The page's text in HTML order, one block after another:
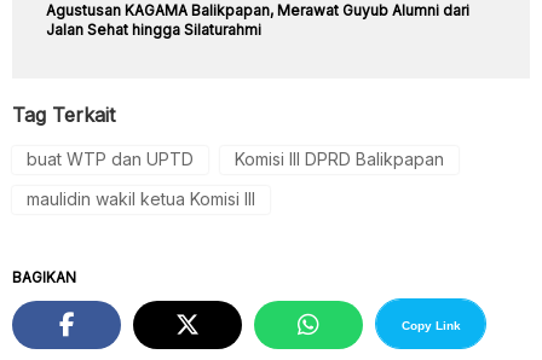
Agustusan KAGAMA Balikpapan, Merawat Guyub Alumni dari
Jalan Sehat hingga Silaturahmi
Tag Terkait
buat WTP dan UPTD
Komisi III DPRD Balikpapan
maulidin wakil ketua Komisi III
BAGIKAN
Copy Link